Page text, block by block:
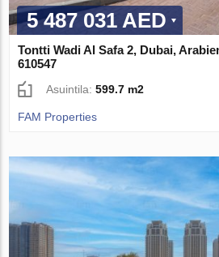
5 487 031 AED
Tontti Wadi Al Safa 2, Dubai,
610547
Asuintila:599.7 m2
FAM Properties